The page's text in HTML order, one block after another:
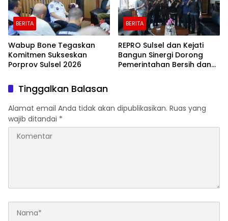
BERITA
Wabup Bone Tegaskan
Komitmen Sukseskan
Porprov Sulsel 2026
BERITA
REPRO Sulsel dan Kejati
Bangun Sinergi Dorong
Pemerintahan Bersih dan
Tinggalkan Balasan
Alamat email Anda tidak akan dipublikasikan. Ruas yang
wajib ditandai *